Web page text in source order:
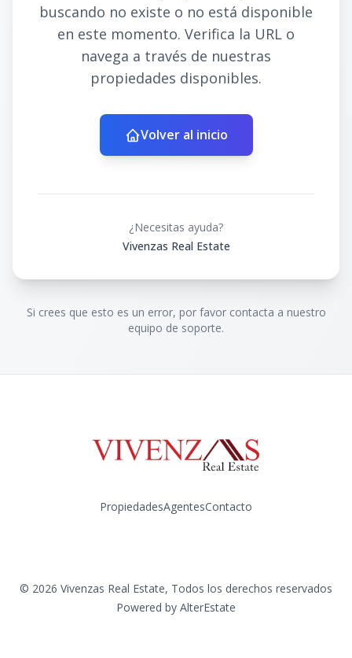
buscando no existe o no está disponible
en este momento. Verifica la URL o
navega a través de nuestras
propiedades disponibles.
Volver al inicio
¿Necesitas ayuda?
Vivenzas Real Estate
Si crees que esto es un error, por favor contacta a nuestro
equipo de soporte.
PropiedadesAgentesContacto
© 2026 Vivenzas Real Estate, Todos los derechos reservados
Powered by AlterEstate